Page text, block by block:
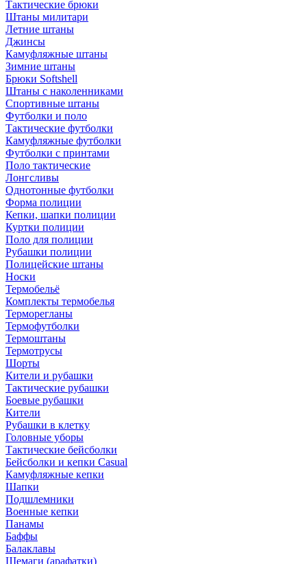
Тактические брюки
Штаны милитари
Летние штаны
Джинсы
Камуфляжные штаны
Зимние штаны
Брюки Softshell
Штаны с наколенниками
Спортивные штаны
Футболки и поло
Тактические футболки
Камуфляжные футболки
Футболки с принтами
Поло тактические
Лонгсливы
Однотонные футболки
Форма полиции
Кепки, шапки полиции
Куртки полиции
Поло для полиции
Рубашки полиции
Полицейские штаны
Носки
Термобельё
Комплекты термобелья
Терморегланы
Термофутболки
Термоштаны
Термотрусы
Шорты
Кители и рубашки
Тактические рубашки
Боевые рубашки
Кители
Рубашки в клетку
Головные уборы
Тактические бейсболки
Бейсболки и кепки Casual
Камуфляжные кепки
Шапки
Подшлемники
Военные кепки
Панамы
Баффы
Балаклавы
Шемаги (арафатки)